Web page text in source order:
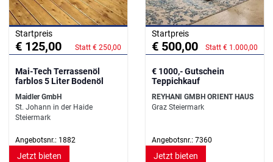
Startpreis
€ 125,00 Statt € 250,00
Mai-Tech Terrassenöl
farblos 5 Liter Bodenöl
Maidler GmbH
St. Johann in der Haide
Steiermark
Angebotsnr.: 1882
Jetzt bieten
Startpreis
€ 500,00 Statt € 1.000,00
€ 1000,- Gutschein
Teppichkauf
REYHANI GMBH ORIENT HAUS
Graz Steiermark
Angebotsnr.: 7360
Jetzt bieten